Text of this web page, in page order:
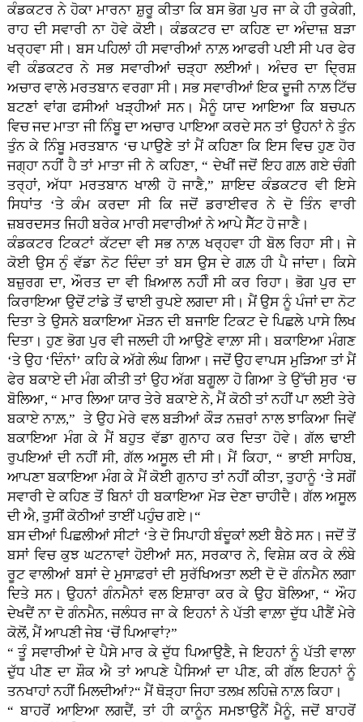
ਕੰਡਕਟਰ ਨੇ ਹੋਕਾ ਮਾਰਨਾ ਸ਼ੁਰੂ ਕੀਤਾ ਕਿ ਬਸ ਭੋਗ ਪੁਰ ਜਾ ਕੇ ਹੀ ਰੁਕੇਗੀ,
ਰਾਹ ਦੀ ਸਵਾਰੀ ਨਾ ਹੋਵੇ ਕੋਈ। ਕੰਡਕਟਰ ਦਾ ਕਹਿਣ ਦਾ ਅੰਦਾਜ਼ ਬੜਾ
ਖਰ੍ਹਵਾ ਸੀ। ਬਸ ਪਹਿਲਾਂ ਹੀ ਸਵਾਰੀਆਂ ਨਾਲ਼ ਆਫਰੀ ਪਈ ਸੀ ਪਰ ਫੇਰ
ਵੀ ਕੰਡਕਟਰ ਨੇ ਸਭ ਸਵਾਰੀਆਂ ਚੜ੍ਹਾ ਲਈਆਂ। ਅੰਦਰ ਦਾ ਦ੍ਰਿਸ਼
ਅਚਾਰ ਵਾਲੇ ਮਰਤਬਾਨ ਵਰਗਾ ਸੀ। ਸਭ ਸਵਾਰੀਆਂ ਇਕ ਦੂਜੀ ਨਾਲ਼ ਟਿੱਚ
ਬਟਣਾਂ ਵਾਂਗ ਫਸੀਆਂ ਖੜ੍ਹੀਆਂ ਸਨ। ਮੈਨੂੰ ਯਾਦ ਆਇਆ ਕਿ ਬਚਪਨ
ਵਿਚ ਜਦ ਮਾਤਾ ਜੀ ਨਿੰਬੂ ਦਾ ਅਚਾਰ ਪਾਇਆ ਕਰਦੇ ਸਨ ਤਾਂ ਉਹਨਾਂ ਨੇ ਤੁੰਨ
ਤੁੰਨ ਕੇ ਨਿੰਬੂ ਮਰਤਬਾਨ ‘ਚ ਪਾਉਣੇ ਤਾਂ ਮੈਂ ਕਹਿਣਾ ਕਿ ਇਸ ਵਿਚ ਹੁਣ ਹੋਰ
ਜਗ੍ਹਾ ਨਹੀਂ ਹੈ ਤਾਂ ਮਾਤਾ ਜੀ ਨੇ ਕਹਿਣਾ, “ ਦੇਖੀਂ ਜਦੋਂ ਇਹ ਗਲ਼ ਗਏ ਚੰਗੀ
ਤਰ੍ਹਾਂ, ਅੱਧਾ ਮਰਤਬਾਨ ਖਾਲੀ ਹੋ ਜਾਣੈ,” ਸ਼ਾਇਦ ਕੰਡਕਟਰ ਵੀ ਇਸੇ
ਸਿਧਾਂਤ ‘ਤੇ ਕੰਮ ਕਰਦਾ ਸੀ ਕਿ ਜਦੋਂ ਡਰਾਈਵਰ ਨੇ ਦੋ ਤਿੰਨ ਵਾਰੀ
ਜ਼ਬਰਦਸਤ ਜਿਹੀ ਬਰੇਕ ਮਾਰੀ ਸਵਾਰੀਆਂ ਨੇ ਆਪੇ ਸੈੱਟ ਹੋ ਜਾਣੈ।
ਕੰਡਕਟਰ ਟਿਕਟਾਂ ਕੱਟਦਾ ਵੀ ਸਭ ਨਾਲ਼ ਖਰ੍ਹਵਾ ਹੀ ਬੋਲ ਰਿਹਾ ਸੀ। ਜੇ
ਕੋਈ ਉਸ ਨੁੰ ਵੱਡਾ ਨੋਟ ਦਿੰਦਾ ਤਾਂ ਬਸ ਉਸ ਦੇ ਗਲ਼ ਹੀ ਪੈ ਜਾਂਦਾ। ਕਿਸੇ
ਬਜ਼ੁਰਗ ਦਾ, ਔਰਤ ਦਾ ਵੀ ਖ਼ਿਆਲ ਨਹੀੰ ਸੀ ਕਰ ਰਿਹਾ। ਭੋਗ ਪੁਰ ਦਾ
ਕਿਰਾਇਆ ਉਦੋਂ ਟਾਂਡੇ ਤੋਂ ਢਾਈ ਰੁਪਏ ਲਗਦਾ ਸੀ। ਮੈਂ ਉਸ ਨੂੰ ਪੰਜਾਂ ਦਾ ਨੋਟ
ਦਿਤਾ ਤੇ ਉਸਨੇ ਬਕਾਇਆ ਮੋੜਨ ਦੀ ਬਜਾਇ ਟਿਕਟ ਦੇ ਪਿਛਲੇ ਪਾਸੇ ਲਿਖ
ਦਿਤਾ। ਹੁਣ ਭੋਗ ਪੁਰ ਵੀ ਜਲਦੀ ਹੀ ਆਉਣੇ ਵਾਲ਼ਾ ਸੀ। ਬਕਾਇਆ ਮੰਗਣ
‘ਤੇ ਉਹ ‘ਦਿੰਨਾਂ’ ਕਹਿ ਕੇ ਅੱਗੇ ਲੰਘ ਗਿਆ। ਜਦੋਂ ਉਹ ਵਾਪਸ ਮੁੜਿਆ ਤਾਂ ਮੈਂ
ਫੇਰ ਬਕਾਏ ਦੀ ਮੰਗ ਕੀਤੀ ਤਾਂ ਉਹ ਅੱਗ ਬਗੂਲਾ ਹੋ ਗਿਆ ਤੇ ਉੱਚੀ ਸੁਰ ‘ਚ
ਬੋਲਿਆ, “ ਮਾਰ ਲਿਆ ਯਾਰ ਤੇਰੇ ਬਕਾਏ ਨੇ, ਮੈਂ ਕੋਠੀ ਤਾਂ ਨਹੀਂ ਪਾ ਲਈ ਤੇਰੇ
ਬਕਾਏ ਨਾਲ਼,” ਤੇ ਉਹ ਮੇਰੇ ਵਲ ਬੜੀਆਂ ਕੌੜ ਨਜ਼ਰਾਂ ਨਾਲ ਝਾਕਿਆ ਜਿਵੇਂ
ਬਕਾਇਆ ਮੰਗ ਕੇ ਮੈਂ ਬਹੁਤ ਵੱਡਾ ਗੁਨਾਹ ਕਰ ਦਿਤਾ ਹੋਵੇ। ਗੱਲ ਢਾਈ
ਰੁਪਇਆਂ ਦੀ ਨਹੀਂ ਸੀ, ਗੱਲ ਅਸੂਲ ਦੀ ਸੀ। ਮੈਂ ਕਿਹਾ, “ ਭਾਈ ਸਾਹਿਬ,
ਆਪਣਾ ਬਕਾਇਆ ਮੰਗ ਕੇ ਮੈਂ ਕੋਈ ਗੁਨਾਹ ਤਾਂ ਨਹੀਂ ਕੀਤਾ, ਤੁਹਾਨੂੰ ‘ਤੇ ਸਗੋਂ
ਸਵਾਰੀ ਦੇ ਕਹਿਣ ਤੋਂ ਬਿਨਾਂ ਹੀ ਬਕਾਇਆ ਮੋੜ ਦੇਣਾ ਚਾਹੀਦੈ। ਗੱਲ ਅਸੂਲ
ਦੀ ਐ, ਤੁਸੀਂ ਕੋਠੀਆਂ ਤਾਈਂ ਪਹੁੰਚ ਗਏ।“
ਬਸ ਦੀਆਂ ਪਿਛਲੀਆਂ ਸੀਟਾਂ ‘ਤੇ ਦੋ ਸਿਪਾਹੀ ਬੰਦੂਕਾਂ ਲਈ ਬੈਠੇ ਸਨ। ਜਦੋਂ ਤੋਂ
ਬਸਾਂ ਵਿਚ ਕੁਝ ਘਟਨਾਵਾਂ ਹੋਈਆਂ ਸਨ, ਸਰਕਾਰ ਨੇ, ਵਿਸ਼ੇਸ਼ ਕਰ ਕੇ ਲੰਬੇ
ਰੂਟ ਵਾਲੀਆਂ ਬਸਾਂ ਦੇ ਮੁਸਾਫ਼ਰਾਂ ਦੀ ਸੁਰੱਖਿਅਤਾ ਲਈ ਦੋ ਦੋ ਗੰਨਮੈਨ ਲਗਾ
ਦਿਤੇ ਸਨ। ਉਹਨਾਂ ਗੰਨਮੈਨਾਂ ਵਲ ਇਸ਼ਾਰਾ ਕਰ ਕੇ ਉਹ ਬੋਲਿਆ, “ ਔਹ
ਦੇਖਦੈਂ ਨਾ ਦੋ ਗੰਨਮੈਨ, ਜਲੰਧਰ ਜਾ ਕੇ ਇਹਨਾਂ ਨੇ ਪੱਤੀ ਵਾਲ਼ਾ ਦੁੱਧ ਪੀਣੈਂ ਮੇਰੇ
ਕੋਲੋਂ, ਮੈਂ ਆਪਣੀ ਜੇਬ ‘ਚੋਂ ਪਿਆਵਾਂ?”
“ ਤੂੰ ਸਵਾਰੀਆਂ ਦੇ ਪੈਸੇ ਮਾਰ ਕੇ ਦੁੱਧ ਪਿਆਉਣੈ, ਜੇ ਇਹਨਾਂ ਨੂੰ ਪੱਤੀ ਵਾਲਾ
ਦੁੱਧ ਪੀਣ ਦਾ ਸ਼ੌਕ ਐ ਤਾਂ ਆਪਣੇ ਪੈਸਿਆਂ ਦਾ ਪੀਣ, ਕੀ ਗੱਲ ਇਹਨਾਂ ਨੂੰ
ਤਨਖਾਹਾਂ ਨਹੀਂ ਮਿਲਦੀਆਂ?“ ਮੈਂ ਥੋੜ੍ਹਾ ਜਿਹਾ ਤਲਖ਼ ਲਹਿਜ਼ੇ ਨਾਲ਼ ਕਿਹਾ।
“ ਬਾਹਰੋਂ ਆਇਆ ਲਗਦੈਂ, ਤਾਂ ਹੀ ਕਾਨੂੰਨ ਸਮਝਾਉਨੈਂ ਮੈਨੂੰ, ਜਦੋਂ ਬਾਹਰੋਂ